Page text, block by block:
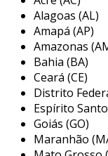
compressores
também com
(parafuso),
necessidades do
a manutenção em
parafuso é um
funcionamento
útil do
Alagoas (AL)
Amapá (AP)
Amazonas
Bahia (BA)
Ceará (CE)
Distrito
Espírito Santo
Goiás (GO)
Maranhão